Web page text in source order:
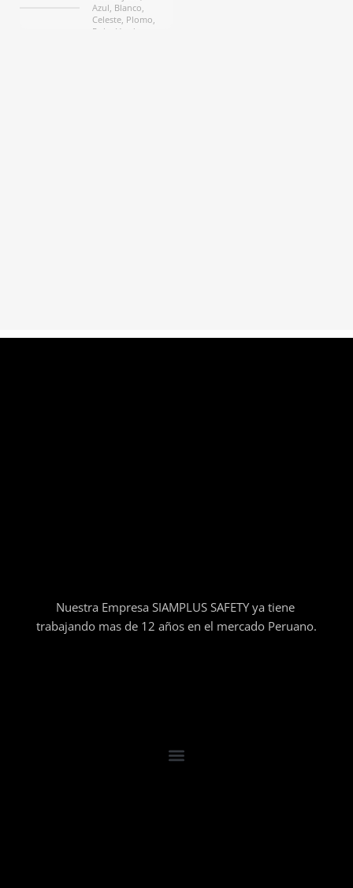
Azul, Blanco,
Celeste, Plomo,
Rojo, Verde
Nuestra Empresa SIAMPLUS SAFETY ya tiene
trabajando mas de 12 años en el mercado Peruano.